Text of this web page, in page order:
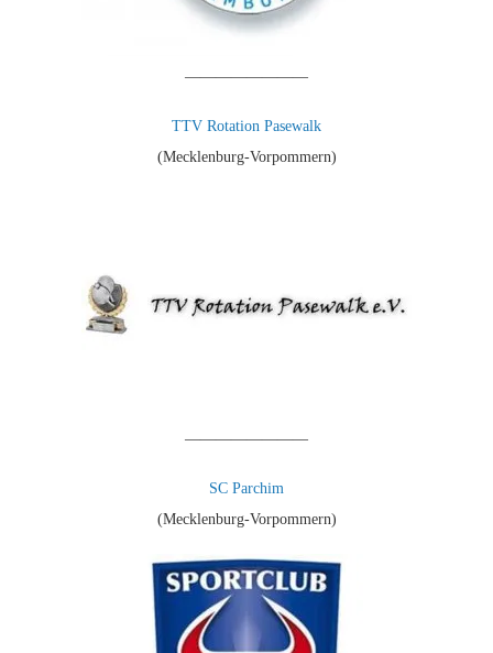
————————
TTV Rotation Pasewalk
(Mecklenburg-Vorpommern)
————————
SC Parchim
(Mecklenburg-Vorpommern)